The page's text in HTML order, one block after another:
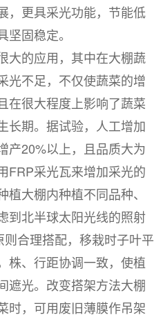
，更具采光功能，节能低
固稳定。
的应用，其中在大棚蔬
光不足，不仅使蔬菜的增
在很大程度上影响了蔬菜
长期。据试验，人工增加
产20%以上，且品质大为
FRP采光瓦来增加采光的
大棚内种植不同品种、
到北半球太阳光线的照射
则合理搭配，移栽时子叶平
株、行距协调一致，使植
遮光。改变搭架方法大棚
时，可用废旧薄膜作吊架